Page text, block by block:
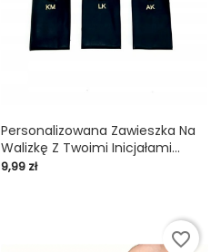
Personalizowana Zawieszka Na
Walizkę Z Twoimi Inicjałami...
Cena
9,99 zł
shopping_cart 
favorite_border